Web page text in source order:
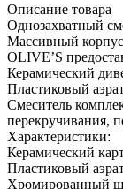
Описание товара
Однозахватный
Массивный
OLIVE’S
Керамический
Пластиковый
Смеситель
перекручивания,
Характеристики:
Керамический
Пластиковый
Хромированный